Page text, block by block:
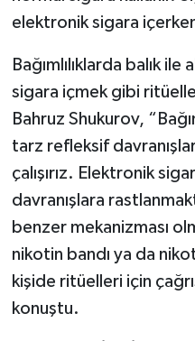
elektronik sigara
Bağımlılıklarda balık
sigara içmek gibi
Bahruz Shukurov,
tarz refleksif
çalışırız. Elektronik
davranışlara
benzer mekanizması
nikotin bandı ya da
kişide ritüelleri için
konuştu.